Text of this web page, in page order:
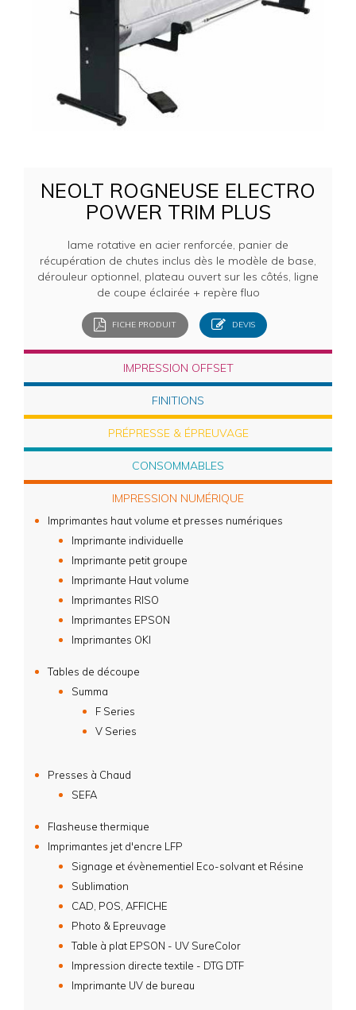
NEOLT ROGNEUSE ELECTRO
POWER TRIM PLUS
lame rotative en acier renforcée, panier de
récupération de chutes inclus dès le modèle de base,
dérouleur optionnel, plateau ouvert sur les côtés, ligne
de coupe éclairée + repère fluo
FICHE PRODUIT DEVIS
IMPRESSION OFFSET
FINITIONS
PRÉPRESSE & ÉPREUVAGE
CONSOMMABLES
IMPRESSION NUMÉRIQUE
Imprimantes haut volume et presses numériques
Imprimante individuelle
Imprimante petit groupe
Imprimante Haut volume
Imprimantes RISO
Imprimantes EPSON
Imprimantes OKI
Tables de découpe
Summa
F Series
V Series
Presses à Chaud
SEFA
Flasheuse thermique
Imprimantes jet d'encre LFP
Signage et évènementiel Eco-solvant et Résine
Sublimation
CAD, POS, AFFICHE
Photo & Epreuvage
Table à plat EPSON - UV SureColor
Impression directe textile - DTG DTF
Imprimante UV de bureau